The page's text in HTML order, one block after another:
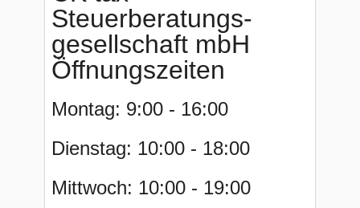
Steuerberatungs-
gesellschaft mbH
Öffnungszeiten
Montag: 9:00 - 16:00
Dienstag: 10:00 - 18:00
Mittwoch: 10:00 - 19:00